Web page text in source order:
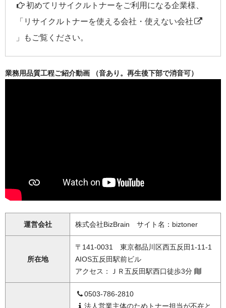
初めてリサイクルトナーをご利用になる企業様、
「 リサイクルトナーを使える会社・使えない会社
」もご覧ください。
業務用品質工程ご紹介動画 （音あり。再生後下部で消音可）
運営会社 株式会社BizBrain サイト名：biztoner
所在地
〒141-0031 東京都品川区西五反田1-11-1
AIOS五反田駅前ビル
アクセス：ＪＲ五反田駅西口徒歩3分
0503-786-2810
法人営業主体のためトナー担当が不在と